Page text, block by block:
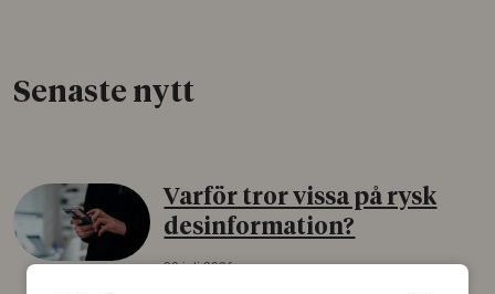
Senaste nytt
Varför tror vissa på rysk
desinformation?
30 juli 2026